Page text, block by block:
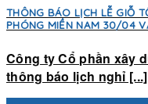
THÔNG BÁO LỊCH LỄ GIỖ
PHÓNG MIỀN NAM 30/04
Công ty Cổ phần xây
thông báo lịch nghỉ [...]